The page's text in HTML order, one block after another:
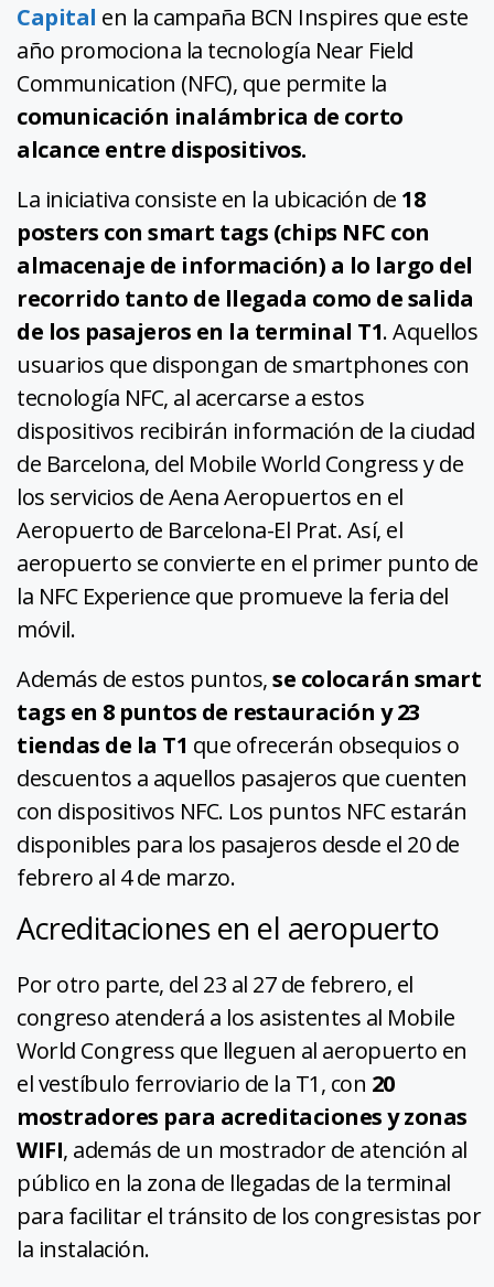
Capital en la campaña BCN Inspires que este
año promociona la tecnología Near Field
Communication (NFC), que permite la
comunicación inalámbrica de corto
alcance entre dispositivos.
La iniciativa consiste en la ubicación de 18
posters con smart tags (chips NFC con
almacenaje de información) a lo largo del
recorrido tanto de llegada como de salida
de los pasajeros en la terminal T1. Aquellos
usuarios que dispongan de smartphones con
tecnología NFC, al acercarse a estos
dispositivos recibirán información de la ciudad
de Barcelona, del Mobile World Congress y de
los servicios de Aena Aeropuertos en el
Aeropuerto de Barcelona-El Prat. Así, el
aeropuerto se convierte en el primer punto de
la NFC Experience que promueve la feria del
móvil.
Además de estos puntos,se colocarán smart
tags en 8 puntos de restauración y 23
tiendas de la T1 que ofrecerán obsequios o
descuentos a aquellos pasajeros que cuenten
con dispositivos NFC. Los puntos NFC estarán
disponibles para los pasajeros desde el 20 de
febrero al 4 de marzo.
Acreditaciones en el aeropuerto
Por otro parte, del 23 al 27 de febrero, el
congreso atenderá a los asistentes al Mobile
World Congress que lleguen al aeropuerto en
el vestíbulo ferroviario de la T1, con 20
mostradores para acreditaciones y zonas
WIFI, además de un mostrador de atención al
público en la zona de llegadas de la terminal
para facilitar el tránsito de los congresistas por
la instalación.